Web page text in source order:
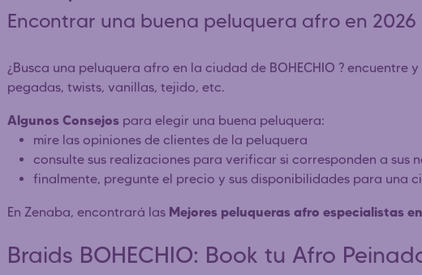
Encontrar una buena peluquera afro en 2026
¿Busca una peluquera afro en la ciudad de BOHECHIO ?
pegadas, twists, vanillas, tejido, etc.
Algunos Consejos para elegir una buena peluquera:
mire las opiniones de clientes de la peluquera
consulte sus realizaciones para verificar si corresponden a sus
finalmente, pregunte el precio y sus disponibilidades para una
En Zenaba, encontrará las Mejores peluqueras afro especialistas
Braids BOHECHIO: Book tu Afro